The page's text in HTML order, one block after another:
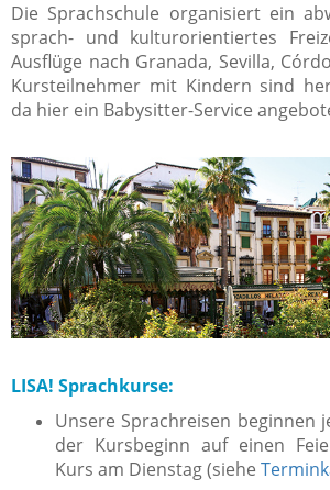
Die Sprachschule organisiert ein
sprach- und kulturorientiertes
Ausflüge nach Granada, Sevilla,
Kursteilnehmer mit Kindern sind
da hier ein Babysitter-Service
LISA! Sprachkurse:
Unsere Sprachreisen beginnen
der Kursbeginn auf einen
Kurs am Dienstag (siehe